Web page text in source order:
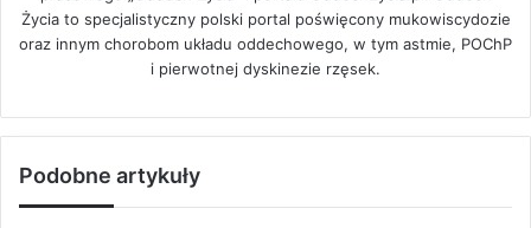
Życia to specjalistyczny polski portal poświęcony mukowiscydozie
oraz innym chorobom układu oddechowego, w tym astmie, POChP
i pierwotnej dyskinezie rzęsek.
Podobne artykuły